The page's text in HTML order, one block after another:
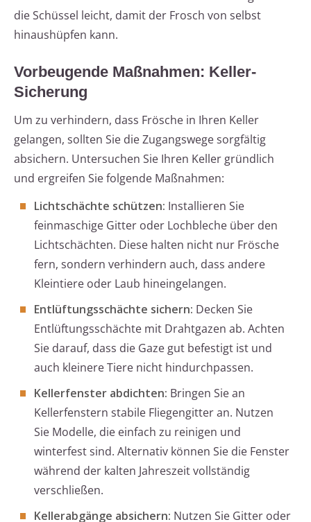
die Schüssel leicht, damit der Frosch von selbst
hinaushüpfen kann.
Vorbeugende Maßnahmen: Keller-
Sicherung
Um zu verhindern, dass Frösche in Ihren Keller
gelangen, sollten Sie die Zugangswege sorgfältig
absichern. Untersuchen Sie Ihren Keller gründlich
und ergreifen Sie folgende Maßnahmen:
Lichtschächte schützen: Installieren Sie
feinmaschige Gitter oder Lochbleche über den
Lichtschächten. Diese halten nicht nur Frösche
fern, sondern verhindern auch, dass andere
Kleintiere oder Laub hineingelangen.
Entlüftungsschächte sichern: Decken Sie
Entlüftungsschächte mit Drahtgazen ab. Achten
Sie darauf, dass die Gaze gut befestigt ist und
auch kleinere Tiere nicht hindurchpassen.
Kellerfenster abdichten: Bringen Sie an
Kellerfenstern stabile Fliegengitter an. Nutzen
Sie Modelle, die einfach zu reinigen und
winterfest sind. Alternativ können Sie die Fenster
während der kalten Jahreszeit vollständig
verschließen.
Kellerabgänge absichern: Nutzen Sie Gitter oder